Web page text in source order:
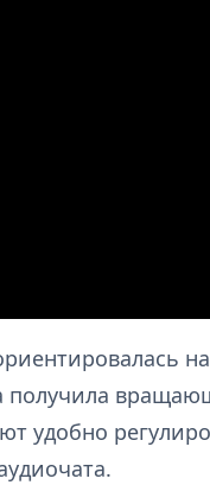
получила
удобно